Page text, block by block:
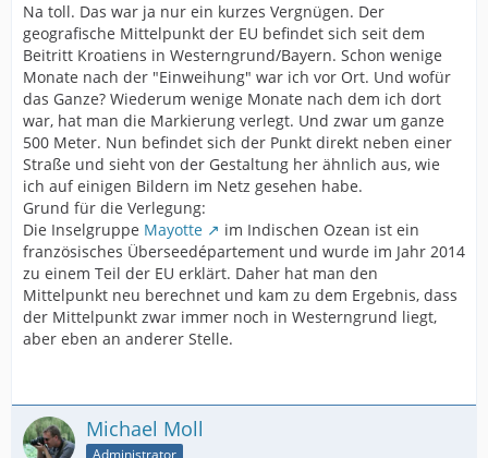
Na toll. Das war ja nur ein kurzes Vergnügen. Der
geografische Mittelpunkt der EU befindet sich seit dem
Beitritt Kroatiens in Westerngrund/Bayern. Schon wenige
Monate nach der "Einweihung" war ich vor Ort. Und wofür
das Ganze? Wiederum wenige Monate nach dem ich dort
war, hat man die Markierung verlegt. Und zwar um ganze
500 Meter. Nun befindet sich der Punkt direkt neben einer
Straße und sieht von der Gestaltung her ähnlich aus, wie
ich auf einigen Bildern im Netz gesehen habe.
Grund für die Verlegung:
Die Inselgruppe Mayotte
im Indischen Ozean ist ein
französisches Überseedépartement und wurde im Jahr 2014
zu einem Teil der EU erklärt. Daher hat man den
Mittelpunkt neu berechnet und kam zu dem Ergebnis, dass
der Mittelpunkt zwar immer noch in Westerngrund liegt,
aber eben an anderer Stelle.
Michael Moll
Administrator